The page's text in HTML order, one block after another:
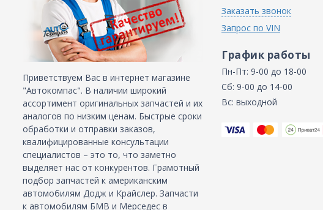
Приветствуем Вас в интернет магазине
"Автокомпас". В наличии широкий
ассортимент оригинальных запчастей и их
аналогов по низким ценам. Быстрые сроки
обработки и отправки заказов,
квалифицированные консультации
специалистов – это то, что заметно
выделяет нас от конкурентов. Грамотный
подбор запчастей к американским
автомобилям Додж и Крайслер. Запчасти
к автомобилям БМВ и Мерседес в
Заказать звонок
Запрос по VIN
График работы
Пн-Пт: 9-00 до 18-00
Сб: 9-00 до 14-00
Вс: выходной